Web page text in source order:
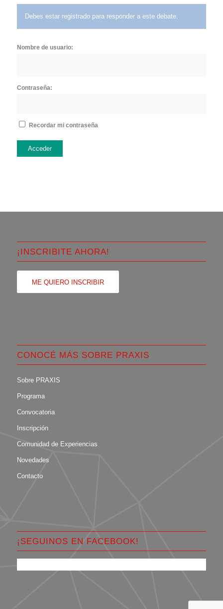
Debes estar registrado para responder a este debate.
Nombre de usuario:
Contraseña:
Recordar mi contraseña
Acceder
¡INSCRIBITE AHORA!
ME QUIERO INSCRIBIR
CONOCÉ MÁS SOBRE PRAXIS
Sobre PRAXIS
Programa
Convocatoria
Inscripción
Comunidad de Experiencias
Novedades
Contacto
¡SEGUINOS EN FACEBOOK!